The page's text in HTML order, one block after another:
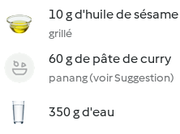
10 g d'huile de sésame
grillé
60 g de pâte de curry
panang (voir Suggestion)
350 g d'eau